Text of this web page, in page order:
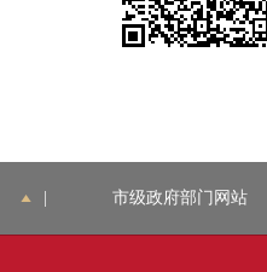
市级政府部门网站